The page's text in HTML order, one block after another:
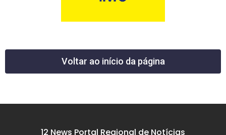
Voltar ao início da página
12 News Portal Regional de Notícias